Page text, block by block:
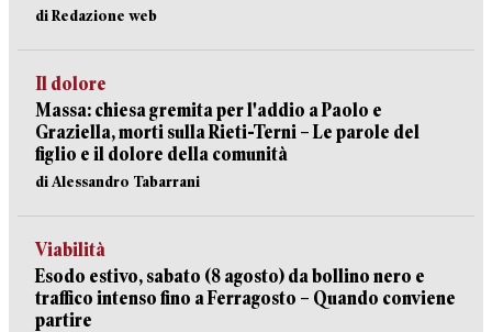
di Redazione web
Il dolore
Massa: chiesa gremita per l'addio a Paolo e
Graziella, morti sulla Rieti-Terni – Le parole del
figlio e il dolore della comunità
di Alessandro Tabarrani
Viabilità
Esodo estivo, sabato (8 agosto) da bollino nero e
traffico intenso fino a Ferragosto – Quando conviene
partire